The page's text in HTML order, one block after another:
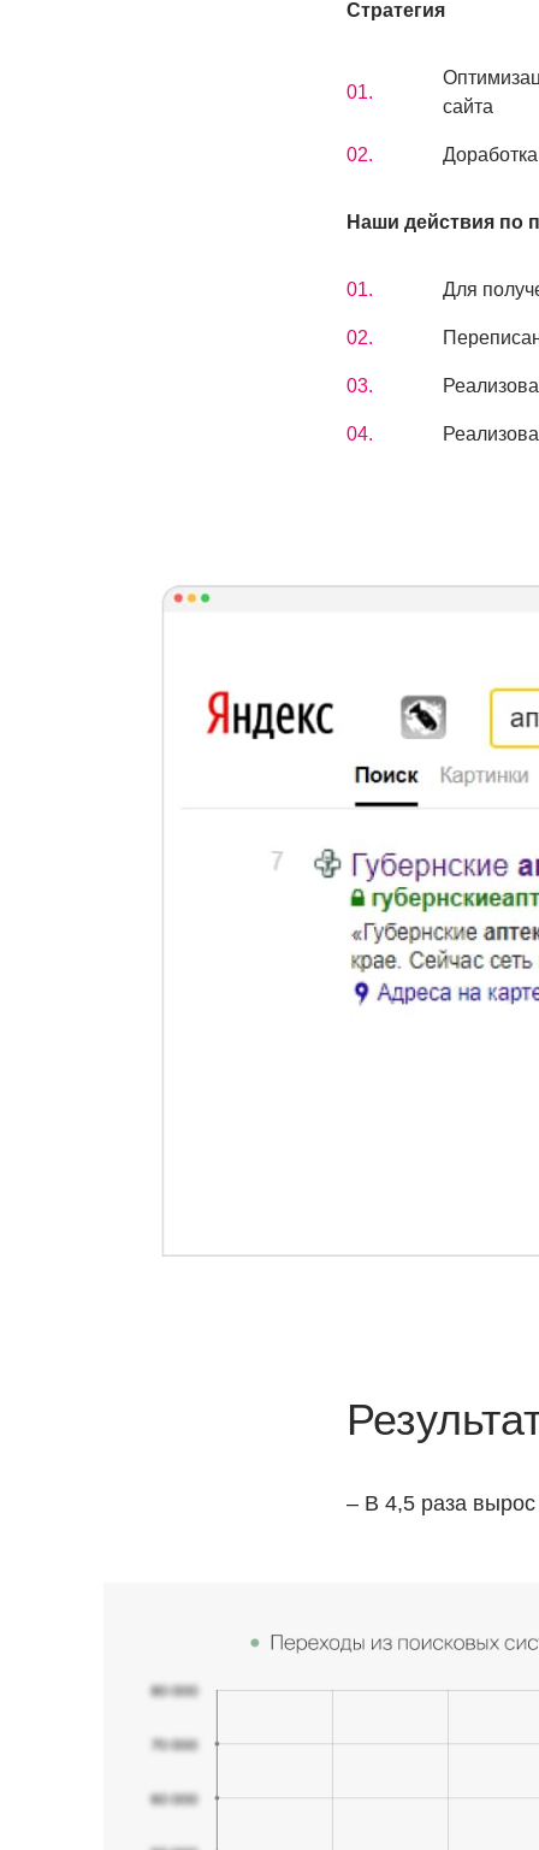
Стратегия
сайта
Наши действия по
Для
– B 4,5 раза
отправлена